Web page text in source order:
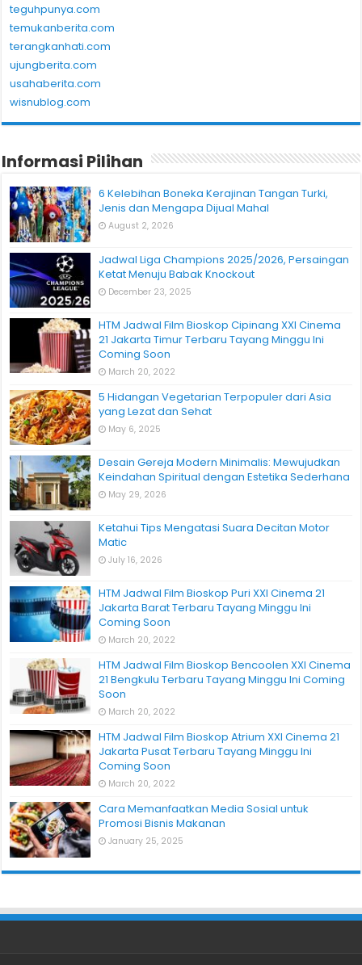
teguhpunya.com
temukanberita.com
terangkanhati.com
ujungberita.com
usahaberita.com
wisnublog.com
Informasi Pilihan
6 Kelebihan Boneka Kerajinan Tangan Turki,
Jenis dan Mengapa Dijual Mahal
August 2, 2026
Jadwal Liga Champions 2025/2026, Persaingan
Ketat Menuju Babak Knockout
December 23, 2025
HTM Jadwal Film Bioskop Cipinang XXI Cinema
21 Jakarta Timur Terbaru Tayang Minggu Ini
Coming Soon
March 20, 2022
5 Hidangan Vegetarian Terpopuler dari Asia
yang Lezat dan Sehat
May 6, 2025
Desain Gereja Modern Minimalis: Mewujudkan
Keindahan Spiritual dengan Estetika Sederhana
May 29, 2026
Ketahui Tips Mengatasi Suara Decitan Motor
Matic
July 16, 2026
HTM Jadwal Film Bioskop Puri XXI Cinema 21
Jakarta Barat Terbaru Tayang Minggu Ini
Coming Soon
March 20, 2022
HTM Jadwal Film Bioskop Bencoolen XXI Cinema
21 Bengkulu Terbaru Tayang Minggu Ini Coming
Soon
March 20, 2022
HTM Jadwal Film Bioskop Atrium XXI Cinema 21
Jakarta Pusat Terbaru Tayang Minggu Ini
Coming Soon
March 20, 2022
Cara Memanfaatkan Media Sosial untuk
Promosi Bisnis Makanan
January 25, 2025